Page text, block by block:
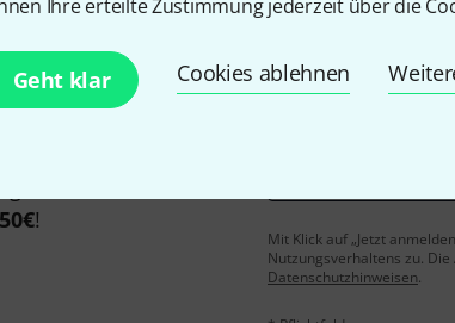
Ihre erteilte Zustimmung jederzeit über die
Geht klar Cookies ablehnen
mit etwas Glück
50€!
Mit Klick auf „Jetzt
Nutzungsverhaltens zu.
Datenschutzhinweisen.